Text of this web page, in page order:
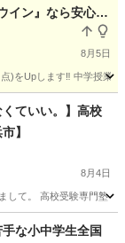
イン』なら安心月
ます。教え方上手
8月5日
)をUpします‼️ 中学授
くていい。】高校
】
8月4日
て。 高校受験専門塾
な小中学生全国